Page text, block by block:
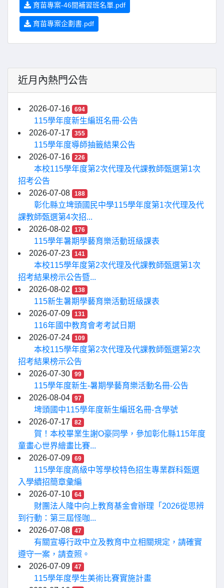
育苗專案-46間補習班名單.pdf
育苗專案企劃書.pdf
近月內熱門公告
2026-07-16 694
115學年度新生編班名冊-公告
2026-07-17
355
115學年度導師抽籤結果公告
2026-07-16
226
本校115學年度第2次代理及代課教師甄選第1次
招考公告
2026-07-08
188
彰化縣立埤頭國民中學115學年度第1次代理及代
課教師甄選第4次招...
2026-08-02
176
115學年暑期學藝育樂活動班級課表
2026-07-23
141
本校115學年度第2次代理及代課教師甄選第1次
招考結果榜示公告暨...
2026-08-02
138
115新生暑期學藝育樂活動班級課表
2026-07-09
131
116年國中教育會考考試日期
2026-07-24
109
本校115學年度第2次代理及代課教師甄選第2次
招考結果榜示公告
2026-07-30
99
115學年度新生-暑期學藝育樂活動名冊-公告
2026-08-04
97
埤頭國中115學年度新生編班名冊-含學號
2026-07-17
82
賀！本校畢業生謝O豪同學，參加彰化縣115年度
童畫心世界繪畫比賽...
2026-07-09
69
115學年度高級中等學校特色招生專業群科甄選
入學續招簡章彙編
2026-07-10
64
財團法人隆中向上教育基金會辦理「2026從思辨
到行動：第三屆怪咖...
2026-07-08
47
有關宣導行政中立及教育中立相關規定，請確實
遵守一案，請查照。
2026-07-09
47
115學年度學生美術比賽實施計畫